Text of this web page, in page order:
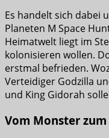
Es handelt sich dabei
Planeten M Space
Heimatwelt liegt im
kolonisieren wollen.
erstmal befrieden.
Verteidiger Godzilla
und King Gidorah
Vom Monster